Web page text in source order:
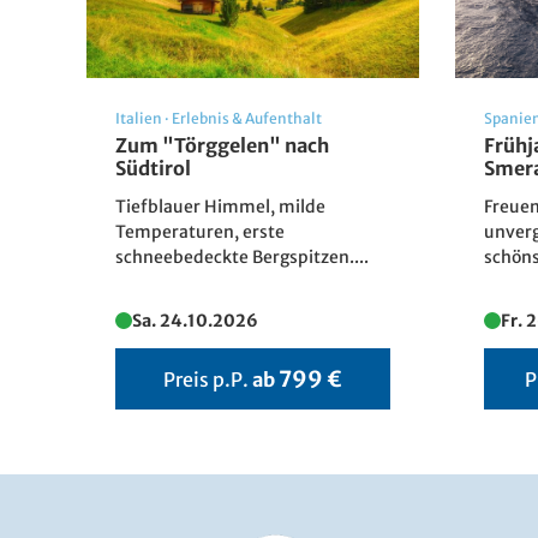
Italien · Erlebnis & Aufenthalt
Zum "Törggelen" nach
Südtirol
Tiefblauer Himmel, milde
Temperaturen, erste
schneebedeckte Bergspitzen....
Sa. 24.10.2026
Preis p.P. ab 799 €
Fr.